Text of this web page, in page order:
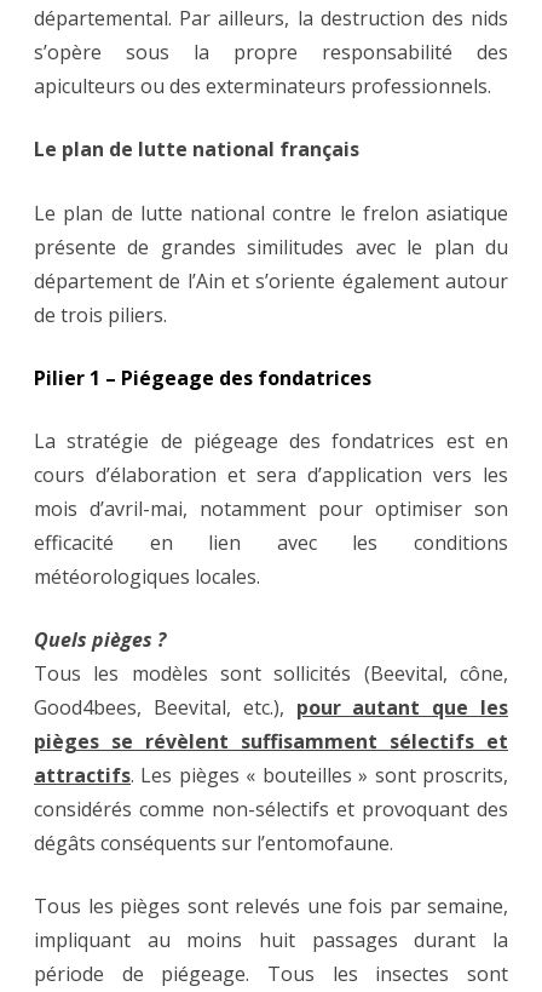
départemental. Par ailleurs, la destruction des nids
s’opère sous la propre responsabilité des
apiculteurs ou des exterminateurs professionnels.
Le plan de lutte national français
Le plan de lutte national contre le frelon asiatique
présente de grandes similitudes avec le plan du
département de l’Ain et s’oriente également autour
de trois piliers.
Pilier 1 – Piégeage des fondatrices
La stratégie de piégeage des fondatrices est en
cours d’élaboration et sera d’application vers les
mois d’avril-mai, notamment pour optimiser son
efficacité en lien avec les conditions
météorologiques locales.
Quels pièges ?
Tous les modèles sont sollicités (Beevital, cône,
Good4bees, Beevital, etc.), pour autant que les
pièges se révèlent suffisamment sélectifs et
attractifs. Les pièges « bouteilles » sont proscrits,
considérés comme non-sélectifs et provoquant des
dégâts conséquents sur l’entomofaune.
Tous les pièges sont relevés une fois par semaine,
impliquant au moins huit passages durant la
période de piégeage. Tous les insectes sont